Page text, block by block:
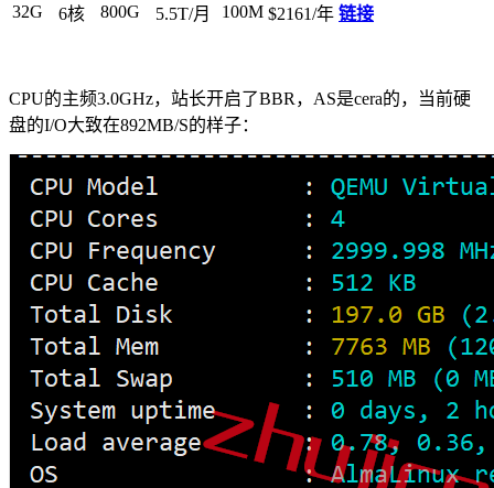
32G
6核 800G 5.5T/月 100M $2161/年 链接
CPU的主频3.0GHz，站长开启了BBR，AS是cera的，当前硬
盘的I/O大致在892MB/S的样子：